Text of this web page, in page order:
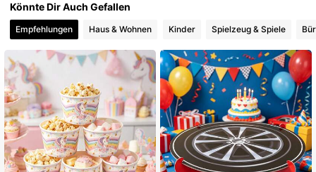
4,88 3.5K Follower
4,88 3.5K Follower
4,88 3.5K Follower
4,88 3.5K Follower
Könnte Dir Auch Gefallen
Empfehlungen Haus & Wohnen Kinder Spielzeug & Spiele